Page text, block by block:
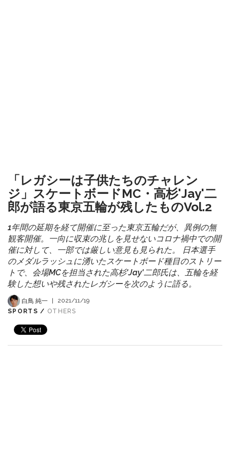
「レガシーは子供たちのチャレン
ジ」スケートボードMC・高杉'Jay'二
郎が語る東京五輪が残したものVol.2
1年間の延期を経て開催に至った東京五輪だが、異例の無
観客開催。一向に収束の兆しを見せないコロナ禍中での開
催に対して、一部では厳しい意見も見られた。 日本選手
のメダルラッシュに湧いたスケートボード種目のストリー
トで、会場MCを担当された高杉'Jay'二郎氏は、五輪を経
験した想いや残されたレガシーを次のように語る。
白鳥 純一 |
2021/11/19
SPORTS / OTHERS